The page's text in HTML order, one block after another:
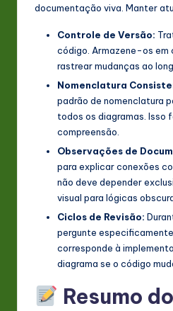
documentação viva. Manter
Controle de Versão:
código. Armazene-os em
rastrear mudanças ao
Nomenclatura
padrão de nomenclatura
todos os diagramas. Isso
compreensão.
Observações de
para explicar conexões
não deve depender
visual para lógicas
Ciclos de Revisão:
pergunte
corresponde à
diagrama se o código
Resumo